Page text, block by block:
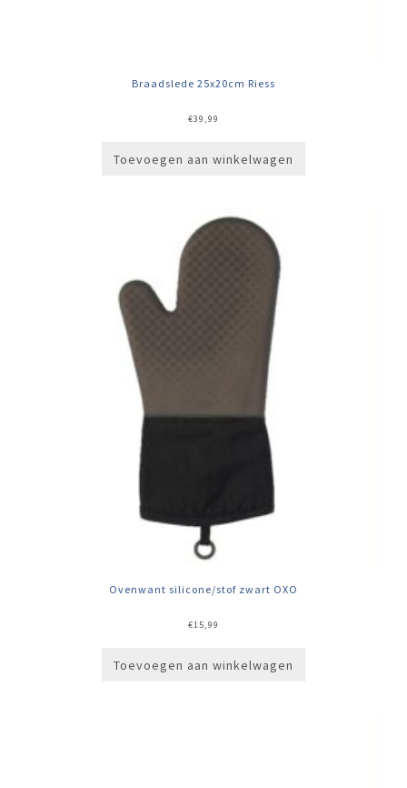
Braadslede 25x20cm Riess
€39,99
Toevoegen aan winkelwagen
Ovenwant silicone/stof zwart OXO
€15,99
Toevoegen aan winkelwagen